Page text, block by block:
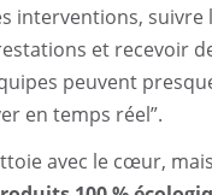
interventions, suivre
et recevoir
peuvent
en temps réel”.
avec le cœur,